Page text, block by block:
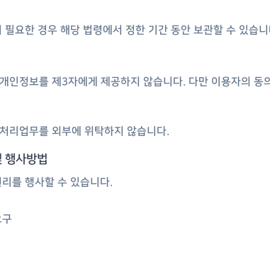
요한 경우 해당 법령에서 정한 기간 동안 보관할 수 있습니
인정보를 제3자에게 제공하지 않습니다. 다만 이용자의
리업무를 외부에 위탁하지 않습니다.
행사방법
를 행사할 수 있습니다.